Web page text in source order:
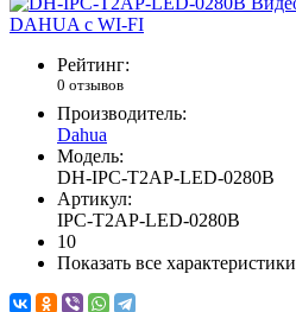
Рейтинг:
0 отзывов
Производитель:
Dahua
Модель:
DH-IPC-T2AP-LED-0280B
Артикул:
IPC-T2AP-LED-0280B
10
Показать все характеристики